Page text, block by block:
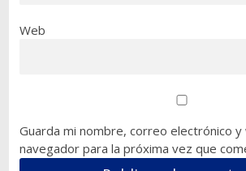
Web
Guarda mi nombre, correo electrónico
navegador para la próxima vez que